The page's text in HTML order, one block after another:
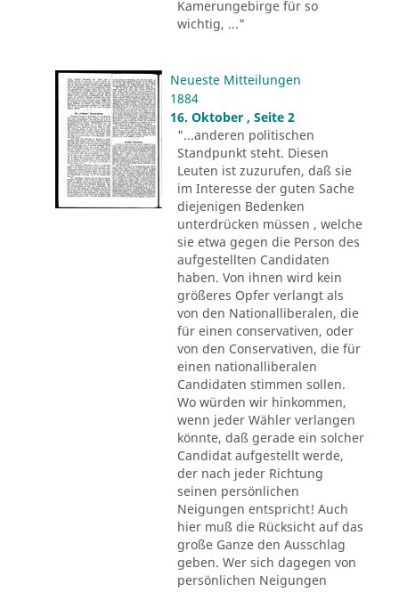
Kamerungebirge für so
wichtig, ..."
Neueste Mitteilungen
1884
16. Oktober , Seite 2
"...anderen politischen
Standpunkt steht. Diesen
Leuten ist zuzurufen, daß sie
im Interesse der guten Sache
diejenigen Bedenken
unterdrücken müssen , welche
sie etwa gegen die Person des
aufgestellten Candidaten
haben. Von ihnen wird kein
größeres Opfer verlangt als
von den Nationalliberalen, die
für einen conservativen, oder
von den Conservativen, die für
einen nationalliberalen
Candidaten stimmen sollen.
Wo würden wir hinkommen,
wenn jeder Wähler verlangen
könnte, daß gerade ein solcher
Candidat aufgestellt werde,
der nach jeder Richtung
seinen persönlichen
Neigungen entspricht! Auch
hier muß die Rücksicht auf das
große Ganze den Ausschlag
geben. Wer sich dagegen von
persönlichen Neigungen